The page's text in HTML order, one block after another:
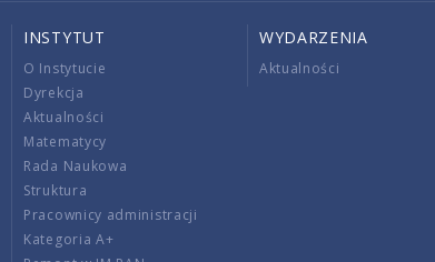
INSTYTUT
O Instytucie
Dyrekcja
Aktualności
Matematycy
Rada Naukowa
Struktura
Pracownicy administracji
Kategoria A+
WYDARZENIA
Aktualności